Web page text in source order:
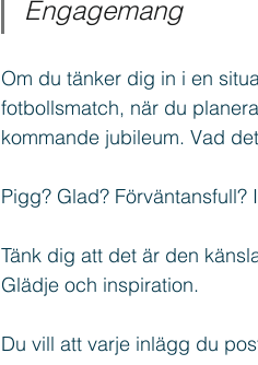
Engagemang
Om du tänker dig in i en
fotbollsmatch, när du
kommande jubileum. Vad
Pigg? Glad?
Tänk dig att det är den
Glädje och inspiration.
Du vill att varje inlägg du